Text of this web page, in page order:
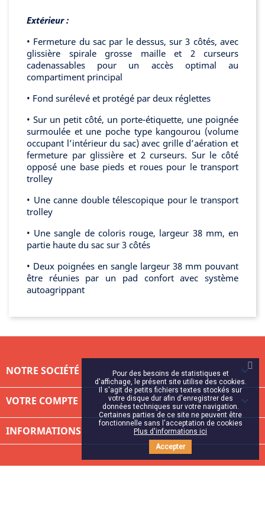
Extérieur :
• Fermeture du sac par le dessus, sur 3 côtés, avec
glissière spirale grosse maille et 2 curseurs
cadenassables pour un accès optimal au
compartiment principal
• Fond surélevé et protégé par deux réglettes
• Sur un petit côté, un porte-étiquette, une poignée
surmoulée et une poche type kangourou (volume
occupant l’intérieur du sac) avec grille d’aération et
fermeture par glissière et 2 curseurs. Sur le côté
opposé une base pieds et roues pour le transport
trolley
• Une canne double télescopique pour le transport
trolley
• Une sangle de coloris rouge, largeur 38 mm, en
partie haute du sac sur 3 côtés
• Deux poignées en sangle largeur 38 mm pouvant
être réunies par un pad confort avec système
autoagrippant
NOTRE SOCIÉTÉ 
VOTRE COMPTE 
INFORMATIONS
Pour des besoins de statistiques et
d'affichage, le présent site utilise des cookies.
Il s'agit de petits fichiers textes stockés sur
votre disque dur afin d'enregistrer des
données techniques sur votre navigation.
Certaines parties de ce site ne peuvent être
fonctionnelle sans l'acceptation de cookies
Plus d'informations ici
Accepter